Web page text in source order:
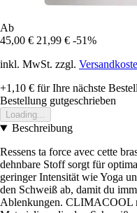
Ab
45,00 € 21,99 € -51%
inkl. MwSt. zzgl.
+1,10 € für Ihre nächste
Bestellung gutgeschrieben
Loading...
Beschreibung
Ressens ta force avec cette
dehnbare Stoff sorgt für
geringer Intensität wie Yoga
den Schweiß ab, damit du
Ablenkungen. CLIMACOOL